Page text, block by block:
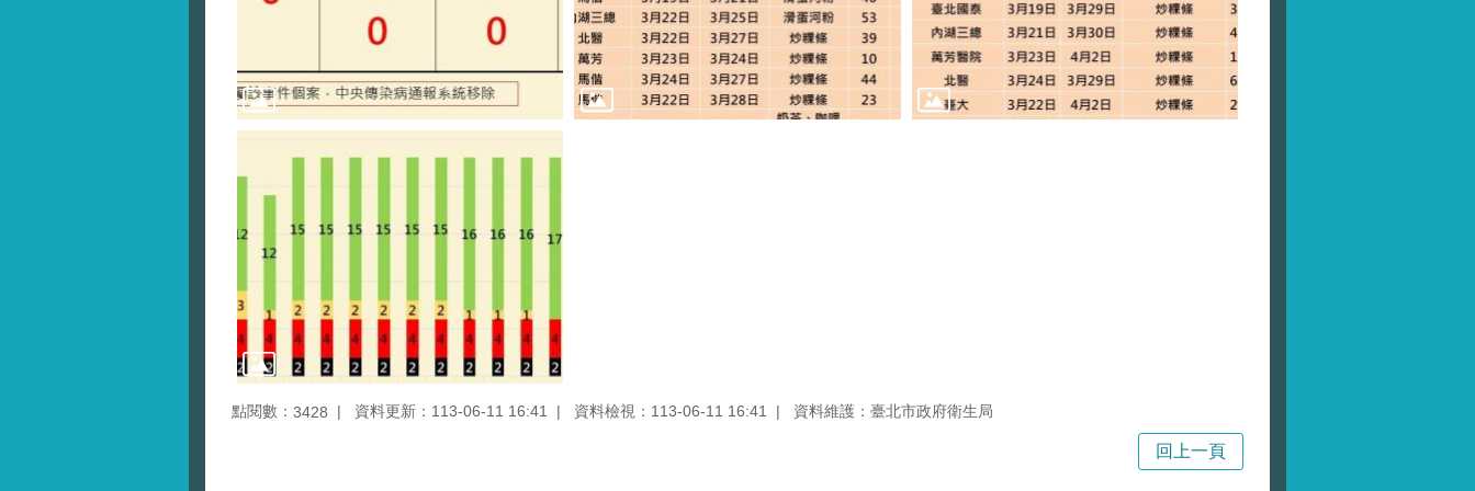
點閱數： 3428 資料更新：113-06-11 16:41 資料檢視：113-06-11 16:41 資料維護：臺北市政府衛生局
回上一頁